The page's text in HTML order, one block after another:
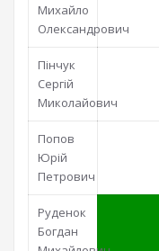
Михайло
Олександрович
Пінчук
Сергій
Миколайович
Попов
Юрій
Петрович
Руденок
Богдан